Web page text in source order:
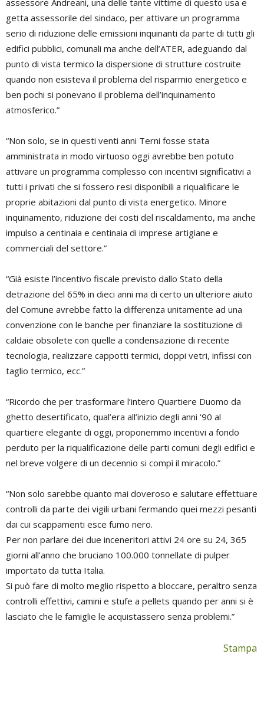
assessore Andreani, una delle tante vittime di questo usa e
getta assessorile del sindaco, per attivare un programma
serio di riduzione delle emissioni inquinanti da parte di tutti gli
edifici pubblici, comunali ma anche dell’ATER, adeguando dal
punto di vista termico la dispersione di strutture costruite
quando non esisteva il problema del risparmio energetico e
ben pochi si ponevano il problema dell’inquinamento
atmosferico.”
“Non solo, se in questi venti anni Terni fosse stata
amministrata in modo virtuoso oggi avrebbe ben potuto
attivare un programma complesso con incentivi significativi a
tutti i privati che si fossero resi disponibili a riqualificare le
proprie abitazioni dal punto di vista energetico. Minore
inquinamento, riduzione dei costi del riscaldamento, ma anche
impulso a centinaia e centinaia di imprese artigiane e
commerciali del settore.”
“Già esiste l’incentivo fiscale previsto dallo Stato della
detrazione del 65% in dieci anni ma di certo un ulteriore aiuto
del Comune avrebbe fatto la differenza unitamente ad una
convenzione con le banche per finanziare la sostituzione di
caldaie obsolete con quelle a condensazione di recente
tecnologia, realizzare cappotti termici, doppi vetri, infissi con
taglio termico, ecc.”
“Ricordo che per trasformare l’intero Quartiere Duomo da
ghetto desertificato, qual’era all’inizio degli anni ‘90 al
quartiere elegante di oggi, proponemmo incentivi a fondo
perduto per la riqualificazione delle parti comuni degli edifici e
nel breve volgere di un decennio si compì il miracolo.”
“Non solo sarebbe quanto mai doveroso e salutare effettuare
controlli da parte dei vigili urbani fermando quei mezzi pesanti
dai cui scappamenti esce fumo nero.
Per non parlare dei due inceneritori attivi 24 ore su 24, 365
giorni all’anno che bruciano 100.000 tonnellate di pulper
importato da tutta Italia.
Si può fare di molto meglio rispetto a bloccare, peraltro senza
controlli effettivi, camini e stufe a pellets quando per anni si è
lasciato che le famiglie le acquistassero senza problemi.”
Stampa